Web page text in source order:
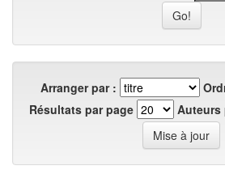
Arranger par :
Résultats par page
Auteurs